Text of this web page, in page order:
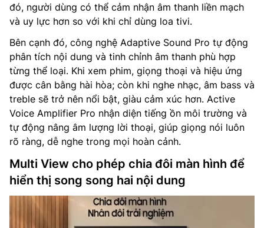
đó, người dùng có thể cảm nhận âm thanh liền mạch
và uy lực hơn so với khi chỉ dùng loa tivi.
Bên cạnh đó, công nghệ Adaptive Sound Pro tự động
phân tích nội dung và tinh chỉnh âm thanh phù hợp
từng thể loại. Khi xem phim, giọng thoại và hiệu ứng
được cân bằng hài hòa; còn khi nghe nhạc, âm bass và
treble sẽ trở nên nổi bật, giàu cảm xúc hơn. Active
Voice Amplifier Pro nhận diện tiếng ồn môi trường và
tự động nâng âm lượng lời thoại, giúp giọng nói luôn
rõ ràng, dễ nghe trong mọi hoàn cảnh.
Multi View cho phép chia đôi màn hình để
hiển thị song song hai nội dung